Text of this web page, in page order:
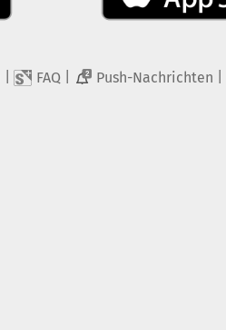
FAQ 2 Push-Nachrichten